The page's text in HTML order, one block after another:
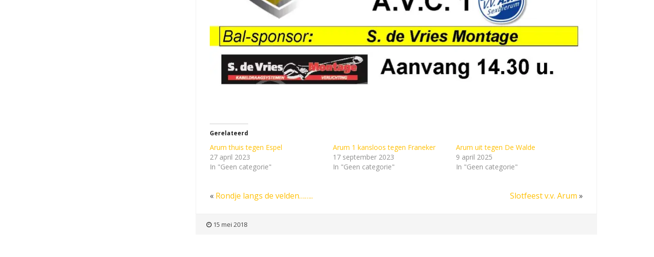
Gerelateerd
Arum thuis tegen Espel
27 april 2023
In "Geen categorie"
Arum 1 kansloos tegen Franeker
17 september 2023
In "Geen categorie"
Arum uit tegen De Walde
9 april 2025
In "Geen categorie"
« Rondje langs de velden…….. Slotfeest v.v. Arum »
15 mei 2018